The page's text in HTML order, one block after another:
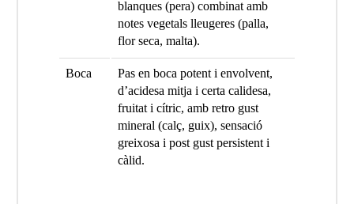
blanques (pera) combinat amb
notes vegetals lleugeres (palla,
flor seca, malta).
Boca
Pas en boca potent i envolvent,
d’acidesa mitja i certa calidesa,
fruitat i cítric, amb retro gust
mineral (calç, guix), sensació
greixosa i post gust persistent i
càlid.